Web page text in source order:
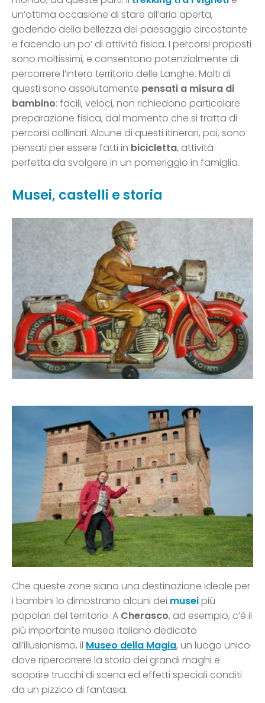
un’ottima occasione di stare all’aria aperta,
godendo della bellezza del paesaggio circostante
e facendo un po’ di attività fisica. I percorsi proposti
sono moltissimi, e consentono potenzialmente di
percorrere l’intero territorio delle Langhe. Molti di
questi sono assolutamente pensati a misura di
bambino: facili, veloci, non richiedono particolare
preparazione fisica, dal momento che si tratta di
percorsi collinari. Alcune di questi itinerari, poi, sono
pensati per essere fatti in bicicletta, attività
perfetta da svolgere in un pomeriggio in famiglia.
Musei, castelli e storia
Che queste zone siano una destinazione ideale per
i bambini lo dimostrano alcuni dei museipiù
popolari del territorio. A Cherasco, ad esempio, c’è il
più importante museo italiano dedicato
all’illusionismo, il Museo della Magia, un luogo unico
dove ripercorrere la storia dei grandi maghi e
scoprire trucchi di scena ed effetti speciali conditi
da un pizzico di fantasia.